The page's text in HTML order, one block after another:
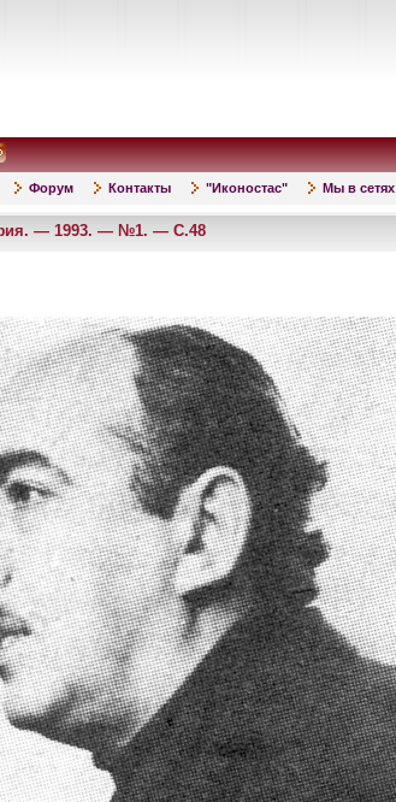
Форум Контакты "Иконостас" Мы в сетях
— 1993. — №1. — С.48